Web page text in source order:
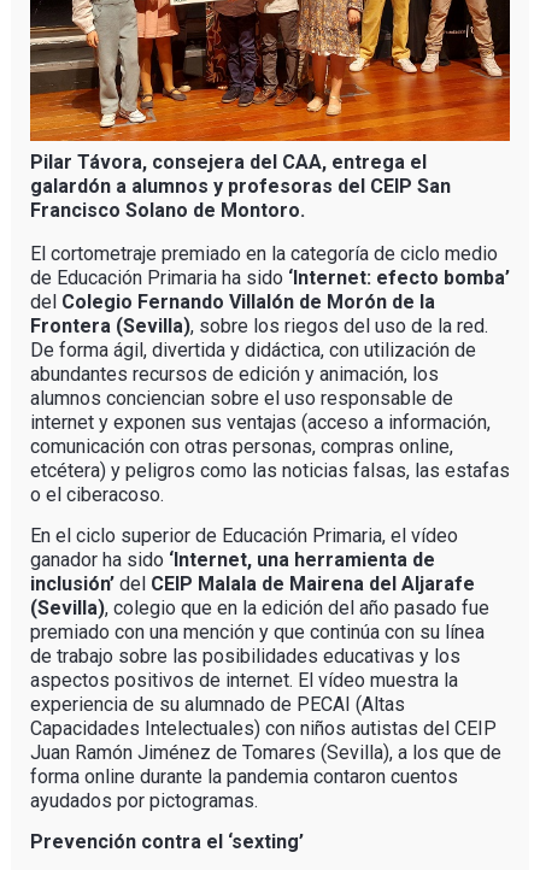
Pilar Távora, consejera del CAA, entrega el
galardón a alumnos y profesoras del CEIP San
Francisco Solano de Montoro.
El cortometraje premiado en la categoría de ciclo medio
de Educación Primaria ha sido ‘Internet: efecto bomba’
del Colegio Fernando Villalón de Morón de la
Frontera (Sevilla), sobre los riegos del uso de la red.
De forma ágil, divertida y didáctica, con utilización de
abundantes recursos de edición y animación, los
alumnos conciencian sobre el uso responsable de
internet y exponen sus ventajas (acceso a información,
comunicación con otras personas, compras online,
etcétera) y peligros como las noticias falsas, las estafas
o el ciberacoso.
En el ciclo superior de Educación Primaria, el vídeo
ganador ha sido ‘Internet, una herramienta de
inclusión’del CEIP Malala de Mairena del Aljarafe
(Sevilla), colegio que en la edición del año pasado fue
premiado con una mención y que continúa con su línea
de trabajo sobre las posibilidades educativas y los
aspectos positivos de internet. El vídeo muestra la
experiencia de su alumnado de PECAI (Altas
Capacidades Intelectuales) con niños autistas del CEIP
Juan Ramón Jiménez de Tomares (Sevilla), a los que de
forma online durante la pandemia contaron cuentos
ayudados por pictogramas.
Prevención contra el ‘sexting’